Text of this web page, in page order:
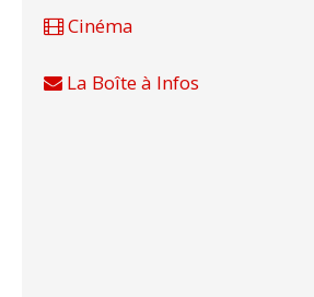
Cinéma
La Boîte à Infos